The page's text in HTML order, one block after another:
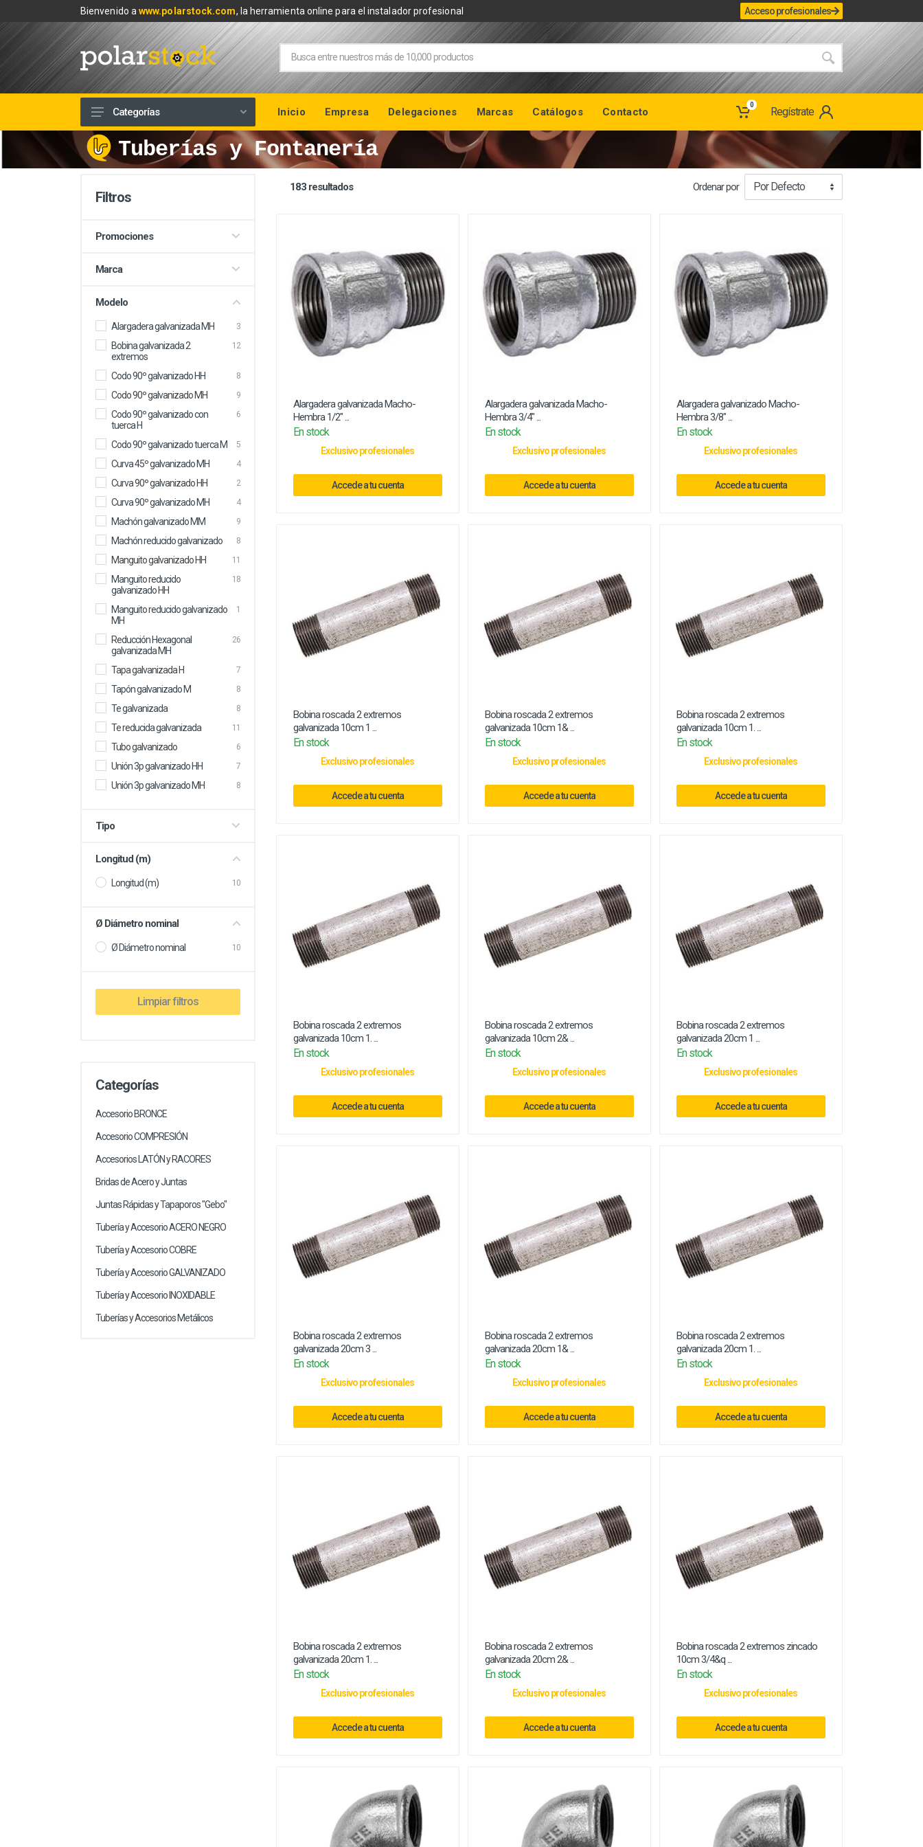
Bienvenido awww.polarstock.com, la herramienta online para el instalador profesional Acceso profesionales
Calefacción
Climatización
Renovables
Baños
Piscinas
Categorías Inicio Empresa Delegaciones Marcas Catálogos Contacto
0
Regístrate
Tuberías y Fontanería
Filtros
Promociones
Marca
Modelo
Alargadera galvanizada MH 3
Bobina galvanizada 2
extremos
12
Codo 90º galvanizado HH 8
Codo 90º galvanizado MH 9
Codo 90º galvanizado con
tuerca H
6
Codo 90º galvanizado tuerca M 5
Curva 45º galvanizado MH 4
Curva 90º galvanizado HH 2
Curva 90º galvanizado MH 4
Machón galvanizado MM 9
Machón reducido galvanizado 8
Manguito galvanizado HH 11
Manguito reducido
galvanizado HH
18
Manguito reducido galvanizado
MH
1
Reducción Hexagonal
galvanizada MH
26
Tapa galvanizada H 7
Tapón galvanizado M 8
Te galvanizada 8
Te reducida galvanizada 11
Tubo galvanizado 6
Unión 3p galvanizado HH 7
Unión 3p galvanizado MH 8
Tipo
Longitud (m)
Longitud (m) 10
Ø Diámetro nominal
Ø Diámetro nominal 10
Limpiar filtros
Categorías
Accesorio BRONCE
Accesorio COMPRESIÓN
Accesorios LATÓN y RACORES
Bridas de Acero y Juntas
Juntas Rápidas y Tapaporos "Gebo"
Tubería y Accesorio ACERO NEGRO
Tubería y Accesorio COBRE
Tubería y Accesorio GALVANIZADO
Tubería y Accesorio INOXIDABLE
Tuberías y Accesorios Metálicos
183 resultados Ordenar por
Alargadera galvanizada Macho-
Hembra 1/2" ...
En stock
Exclusivo profesionales
Accede a tu cuenta
Alargadera galvanizada Macho-
Hembra 3/4" ...
En stock
Exclusivo profesionales
Accede a tu cuenta
Alargadera galvanizado Macho-
Hembra 3/8" ...
En stock
Exclusivo profesionales
Accede a tu cuenta
Bobina roscada 2 extremos
galvanizada 10cm 1 ...
En stock
Exclusivo profesionales
Accede a tu cuenta
Bobina roscada 2 extremos
galvanizada 10cm 1& ...
En stock
Exclusivo profesionales
Accede a tu cuenta
Bobina roscada 2 extremos
galvanizada 10cm 1. ...
En stock
Exclusivo profesionales
Accede a tu cuenta
Bobina roscada 2 extremos
galvanizada 10cm 1. ...
En stock
Exclusivo profesionales
Accede a tu cuenta
Bobina roscada 2 extremos
galvanizada 10cm 2& ...
En stock
Exclusivo profesionales
Accede a tu cuenta
Bobina roscada 2 extremos
galvanizada 20cm 1 ...
En stock
Exclusivo profesionales
Accede a tu cuenta
Bobina roscada 2 extremos
galvanizada 20cm 3 ...
En stock
Exclusivo profesionales
Accede a tu cuenta
Bobina roscada 2 extremos
galvanizada 20cm 1& ...
En stock
Exclusivo profesionales
Accede a tu cuenta
Bobina roscada 2 extremos
galvanizada 20cm 1. ...
En stock
Exclusivo profesionales
Accede a tu cuenta
Bobina roscada 2 extremos
galvanizada 20cm 1. ...
En stock
Exclusivo profesionales
Accede a tu cuenta
Bobina roscada 2 extremos
galvanizada 20cm 2& ...
En stock
Exclusivo profesionales
Accede a tu cuenta
Bobina roscada 2 extremos zincado
10cm 3/4&q ...
En stock
Exclusivo profesionales
Accede a tu cuenta